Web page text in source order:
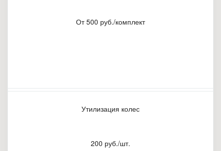
От 500 руб./комплект
Утилизация колес
200 руб./шт.